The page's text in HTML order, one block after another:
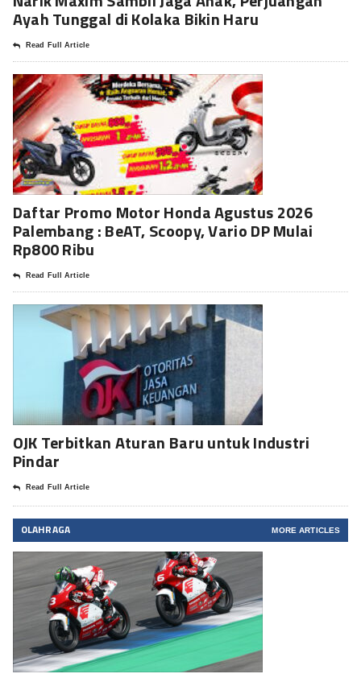
Ayah Tunggal di Kolaka Bikin Haru
Read Full Article
Daftar Promo Motor Honda Agustus 2026
Palembang : BeAT, Scoopy, Vario DP Mulai
Rp800 Ribu
Read Full Article
OJK Terbitkan Aturan Baru untuk Industri
Pindar
Read Full Article
OLAHRAGA MORE ARTICLES